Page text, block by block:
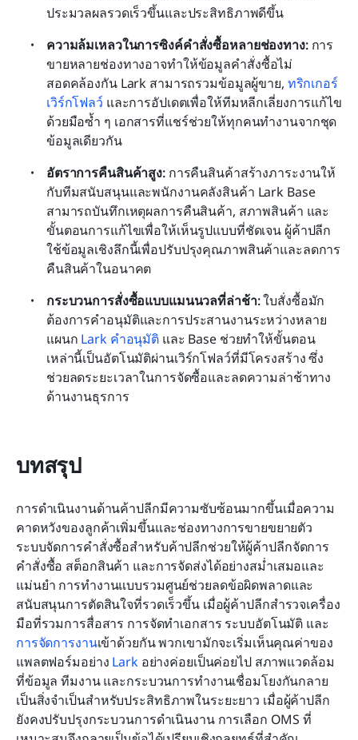
ประมวลผลรวดเร็วขึ้นและประสิทธิภาพดีขึ้น
ความล้มเหลวในการซิงค์คำสั่งซื้อหลายช่องทาง: การ
ขายหลายช่องทางอาจทำให้ข้อมูลคำสั่งซื้อไม่
สอดคล้องกัน Lark สามารถรวมข้อมูลผู้ขาย, ทริกเกอร์
เวิร์กโฟลว์ และการอัปเดตเพื่อให้ทีมหลีกเลี่ยงการแก้ไข
ด้วยมือซ้ำ ๆ เอกสารที่แชร์ช่วยให้ทุกคนทำงานจากชุด
ข้อมูลเดียวกัน
อัตราการคืนสินค้าสูง: การคืนสินค้าสร้างภาระงานให้
กับทีมสนับสนุนและพนักงานคลังสินค้า Lark Base
สามารถบันทึกเหตุผลการคืนสินค้า, สภาพสินค้า และ
ขั้นตอนการแก้ไขเพื่อให้เห็นรูปแบบที่ชัดเจน ผู้ค้าปลีก
ใช้ข้อมูลเชิงลึกนี้เพื่อปรับปรุงคุณภาพสินค้าและลดการ
คืนสินค้าในอนาคต
กระบวนการสั่งซื้อแบบแมนนวลที่ล่าช้า: ใบสั่งซื้อมัก
ต้องการคำอนุมัติและการประสานงานระหว่างหลาย
แผนก Lark คำอนุมัติ และ Base ช่วยทำให้ขั้นตอน
เหล่านี้เป็นอัตโนมัติผ่านเวิร์กโฟลว์ที่มีโครงสร้าง ซึ่ง
ช่วยลดระยะเวลาในการจัดซื้อและลดความล่าช้าทาง
ด้านงานธุรการ
บทสรุป
การดำเนินงานด้านค้าปลีกมีความซับซ้อนมากขึ้นเมื่อความ
คาดหวังของลูกค้าเพิ่มขึ้นและช่องทางการขายขยายตัว
ระบบจัดการคำสั่งซื้อสำหรับค้าปลีกช่วยให้ผู้ค้าปลีกจัดการ
คำสั่งซื้อ สต็อกสินค้า และการจัดส่งได้อย่างสม่ำเสมอและ
แม่นยำ การทำงานแบบรวมศูนย์ช่วยลดข้อผิดพลาดและ
สนับสนุนการตัดสินใจที่รวดเร็วขึ้น เมื่อผู้ค้าปลีกสำรวจเครื่อง
มือที่รวมการสื่อสาร การจัดทำเอกสาร ระบบอัตโนมัติ และ
การจัดการงานเข้าด้วยกัน พวกเขามักจะเริ่มเห็นคุณค่าของ
แพลตฟอร์มอย่าง Lark อย่างค่อยเป็นค่อยไป สภาพแวดล้อม
ที่ข้อมูล ทีมงาน และกระบวนการทำงานเชื่อมโยงกันกลาย
เป็นสิ่งจำเป็นสำหรับประสิทธิภาพในระยะยาว เมื่อผู้ค้าปลีก
ยังคงปรับปรุงกระบวนการดำเนินงาน การเลือก OMS ที่